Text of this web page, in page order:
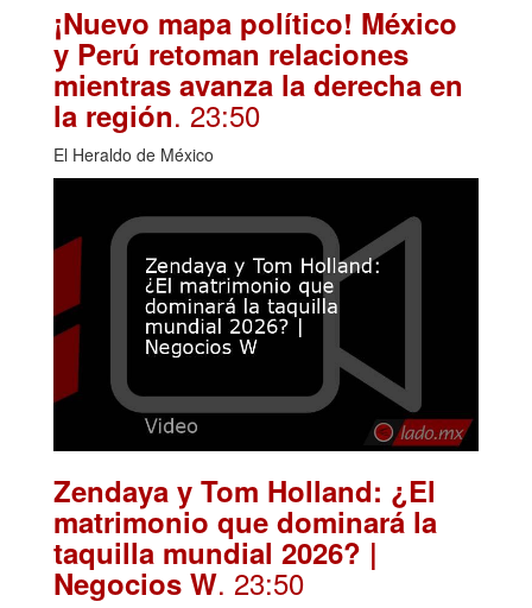
¡Nuevo mapa político! México
y Perú retoman relaciones
mientras avanza la derecha en
la región. 23:50
El Heraldo de México
Zendaya y Tom Holland: ¿El
matrimonio que dominará la
taquilla mundial 2026? |
Negocios W. 23:50